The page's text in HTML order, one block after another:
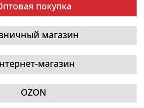
покупка
магазин
магазин
OZON